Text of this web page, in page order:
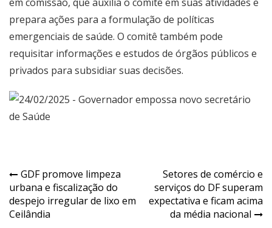
prepara ações para a formulação de políticas
emergenciais de saúde. O comitê também pode
requisitar informações e estudos de órgãos públicos e
privados para subsidiar suas decisões.
Navegação
de
Post
GDF promove limpeza
urbana e fiscalização do
despejo irregular de lixo em
Ceilândia
Setores de comércio e
serviços do DF superam
expectativa e ficam acima
da média nacional